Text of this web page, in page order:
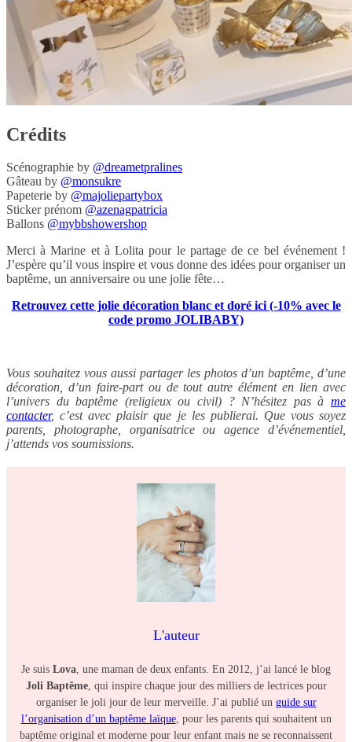
Crédits
Scénographie by @dreametpralines
Gâteau by @monsukre
Papeterie by @majoliepartybox
Sticker prénom @azenagpatricia
Ballons @mybbshowershop
Merci à Marine et à Lolita pour le partage de ce bel événement !
J’espère qu’il vous inspire et vous donne des idées pour organiser un
baptême, un anniversaire ou une jolie fête…
Retrouvez cette jolie décoration blanc et doré ici (-10% avec le
code promo JOLIBABY)
Vous souhaitez vous aussi partager les photos d’un baptême, d’une
décoration, d’un faire-part ou de tout autre élément en lien avec
l’univers du baptême (religieux ou civil) ? N’hésitez pas à me
contacter, c’est avec plaisir que je les publierai. Que vous soyez
parents, photographe, organisatrice ou agence d’événementiel,
j’attends vos soumissions.
L'auteur
Je suis Lova , une maman de deux enfants. En 2012, j’ai lancé le blog
Joli Baptême, qui inspire chaque jour des milliers de lectrices pour
organiser le joli jour de leur merveille. J’ai publié un guide sur
l’organisation d’un baptême laïque, pour les parents qui souhaitent un
baptême original et moderne pour leur enfant mais ne se reconnaissent